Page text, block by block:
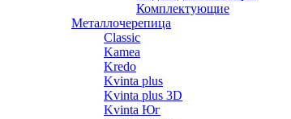
Комплектующие
Металлочерепица
Classic
Kamea
Kredo
Kvinta plus
Kvinta plus 3D
Kvinta Юг